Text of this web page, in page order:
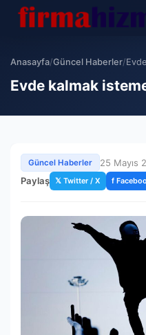
Anasayfa/Güncel Haberler/
Evde kalmak
Güncel Haberler
25 Mayıs
Paylaş 𝕏 Twitter / X f